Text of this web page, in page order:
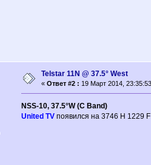
Telstar 11N @ 37.5° West
« Ответ #2 : 19 Март 2014,
NSS-10, 37.5°W (C Band)
United TV появился на 3746 H 1229